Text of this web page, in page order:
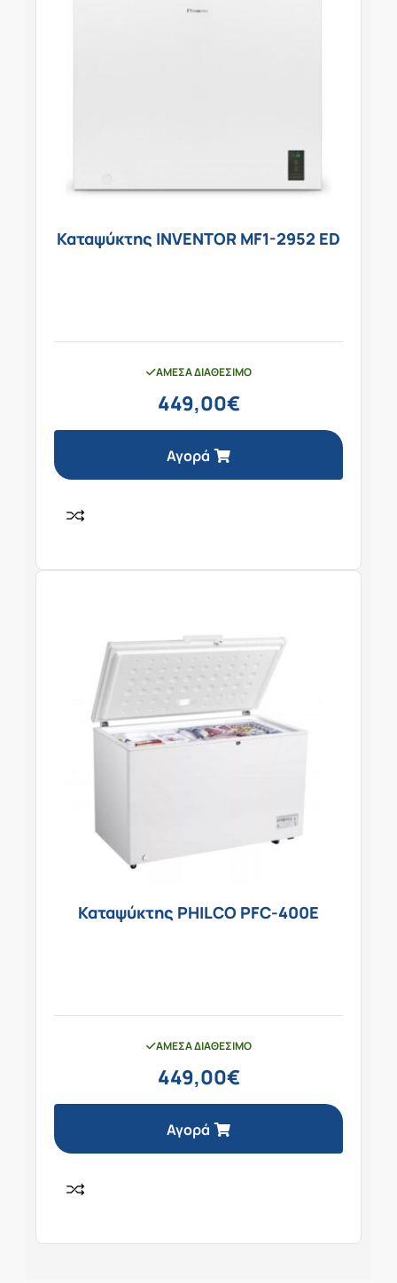
Καταψύκτης INVENTOR MF1-2952 ED
ΆΜΕΣΑ ΔΙΑΘΈΣΙΜΟ
449,00€
Αγορά
Καταψύκτης PHILCO PFC-400E
ΆΜΕΣΑ ΔΙΑΘΈΣΙΜΟ
449,00€
Αγορά